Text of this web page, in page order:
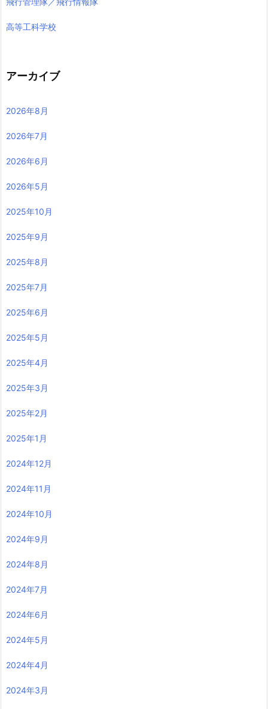
高等工科学校
アーカイブ
2026年8月
2026年7月
2026年6月
2026年5月
2025年10月
2025年9月
2025年8月
2025年7月
2025年6月
2025年5月
2025年4月
2025年3月
2025年2月
2025年1月
2024年12月
2024年11月
2024年10月
2024年9月
2024年8月
2024年7月
2024年6月
2024年5月
2024年4月
2024年3月